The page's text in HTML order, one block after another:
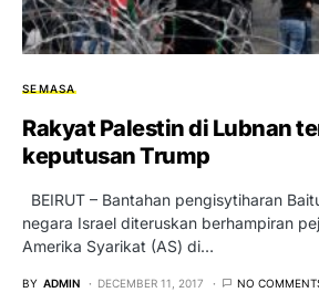
SEMASA
Rakyat Palestin di Lubnan
keputusan Trump
BEIRUT – Bantahan pengisytiharan
negara Israel diteruskan berhampiran
Amerika Syarikat (AS) di…
BY ADMIN DECEMBER 11, 2017 NO